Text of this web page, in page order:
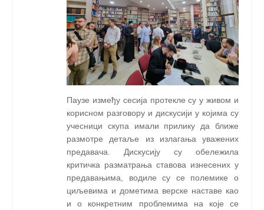
Паузе између сесија протекле су у живом и
корисном разговору и дискусији у којима су
учесници скупа имали прилику да ближе
размотре детаље из излагања уважених
предавача. Дискусију су обележила
критичка разматрања ставова изнесених у
предавањима, водиле су се полемике о
циљевима и дометима верске наставе као
и о конкретним проблемима на које се